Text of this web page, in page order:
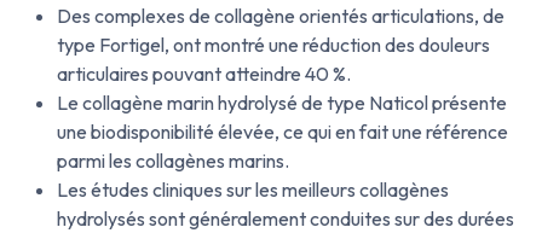
Des complexes de collagène orientés articulations, de
type Fortigel, ont montré une réduction des douleurs
articulaires pouvant atteindre 40 %.
Le collagène marin hydrolysé de type Naticol présente
une biodisponibilité élevée, ce qui en fait une référence
parmi les collagènes marins.
Les études cliniques sur les meilleurs collagènes
hydrolysés sont généralement conduites sur des durées